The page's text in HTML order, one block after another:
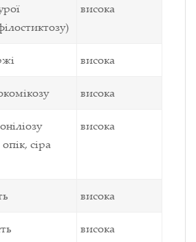
висока
висока
висока
сіра
висока
висока
висока